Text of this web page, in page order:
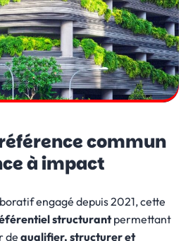
commun
à impact
engagé depuis 2021, cette
structurantpermettant
de qualifier, structurer et